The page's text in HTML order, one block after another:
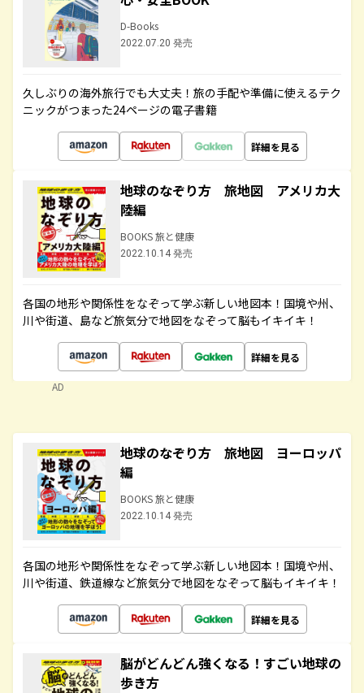
D-Books
2022.07.20 発売
久しぶりの海外旅行でも大丈夫！旅の手配や準備に使えるテク
ニックがつまった24ページの電子書籍
詳細を見る
地球のなぞり方 旅地図 アメリカ大
陸編
BOOKS 旅と健康
2022.10.14 発売
各国の地形や関係性をなぞって学ぶ新しい地図本！国境や州、
川や街道、島など旅気分で地図をなぞって脳もイキイキ！
詳細を見る
AD
地球のなぞり方 旅地図 ヨーロッパ
編
BOOKS 旅と健康
2022.10.14 発売
各国の地形や関係性をなぞって学ぶ新しい地図本！国境や州、
川や街道、鉄道線など旅気分で地図をなぞって脳もイキイキ！
詳細を見る
脳がどんどん強くなる！すごい地球の
歩き方